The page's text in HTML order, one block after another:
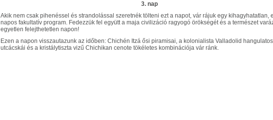
3. nap
Akik nem csak pihenéssel és strandolással szeretnék tölteni ezt a napot, vár rájuk egy kihagyhatatlan,
napos fakultatív program. Fedezzük fel együtt a maja civilizáció ragyogó örökségét és a természet
egyetlen felejthetetlen napon!
Ezen a napon visszautazunk az időben: Chichén Itzá ősi piramisai, a kolonialista Valladolid hangulatos
utcácskái és a kristálytiszta vizű Chichikan cenote tökéletes kombinációja vár ránk.